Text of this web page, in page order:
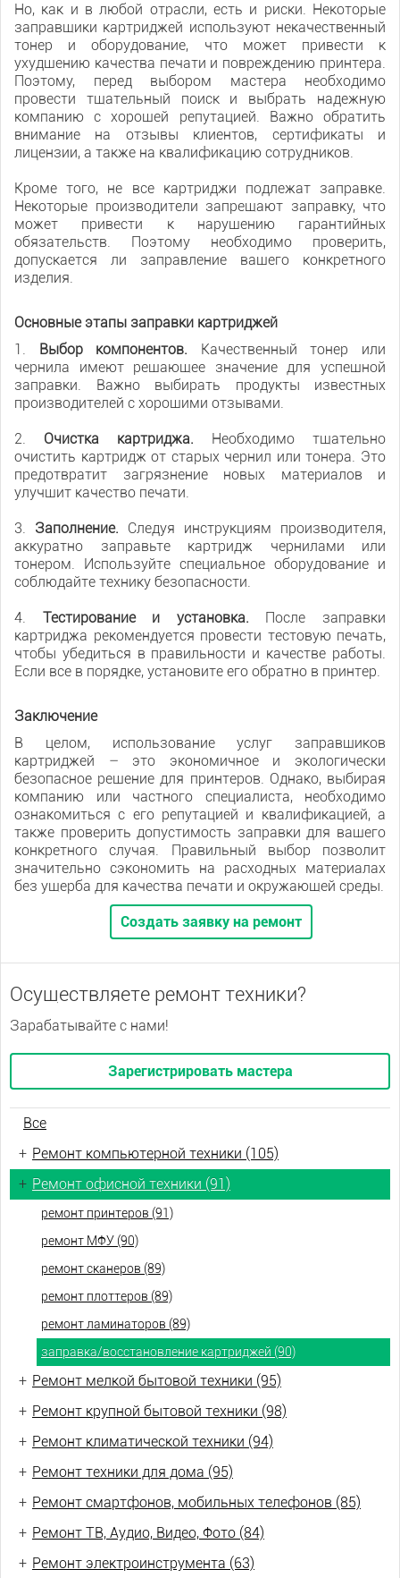
Но, как и в любой отрасли, есть и риски. Некоторые
заправщики картриджей используют некачественный
тонер и оборудование, что может привести к
ухудшению качества печати и повреждению принтера.
Поэтому, перед выбором мастера необходимо
провести тщательный поиск и выбрать надежную
компанию с хорошей репутацией. Важно обратить
внимание на отзывы клиентов, сертификаты и
лицензии, а также на квалификацию сотрудников.
Кроме того, не все картриджи подлежат заправке.
Некоторые производители запрещают заправку, что
может привести к нарушению гарантийных
обязательств. Поэтому необходимо проверить,
допускается ли заправление вашего конкретного
изделия.
Основные этапы заправки картриджей
1. Выбор компонентов. Качественный тонер или
чернила имеют решающее значение для успешной
заправки. Важно выбирать продукты известных
производителей с хорошими отзывами.
2. Очистка картриджа. Необходимо тщательно
очистить картридж от старых чернил или тонера. Это
предотвратит загрязнение новых материалов и
улучшит качество печати.
3. Заполнение. Следуя инструкциям производителя,
аккуратно заправьте картридж чернилами или
тонером. Используйте специальное оборудование и
соблюдайте технику безопасности.
4. Тестирование и установка. После заправки
картриджа рекомендуется провести тестовую печать,
чтобы убедиться в правильности и качестве работы.
Если все в порядке, установите его обратно в принтер.
Заключение
В целом, использование услуг заправщиков
картриджей – это экономичное и экологически
безопасное решение для принтеров. Однако, выбирая
компанию или частного специалиста, необходимо
ознакомиться с его репутацией и квалификацией, а
также проверить допустимость заправки для вашего
конкретного случая. Правильный выбор позволит
значительно сэкономить на расходных материалах
без ущерба для качества печати и окружающей среды.
Создать заявку на ремонт
Осуществляете ремонт техники?
Зарабатывайте с нами!
Зарегистрировать мастера
Все
+ Ремонт компьютерной техники (105)
+ Ремонт офисной техники (91)
ремонт принтеров (91)
ремонт МФУ (90)
ремонт сканеров (89)
ремонт плоттеров (89)
ремонт ламинаторов (89)
заправка/восстановление картриджей (90)
+ Ремонт мелкой бытовой техники (95)
+ Ремонт крупной бытовой техники (98)
+ Ремонт климатической техники (94)
+ Ремонт техники для дома (95)
+ Ремонт смартфонов, мобильных телефонов (85)
+ Ремонт ТВ, Аудио, Видео, Фото (84)
+ Ремонт электроинструмента (63)